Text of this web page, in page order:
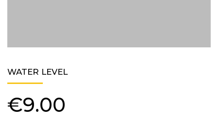
WATER LEVEL
€9.00